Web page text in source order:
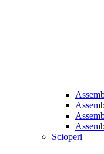
Scioperi